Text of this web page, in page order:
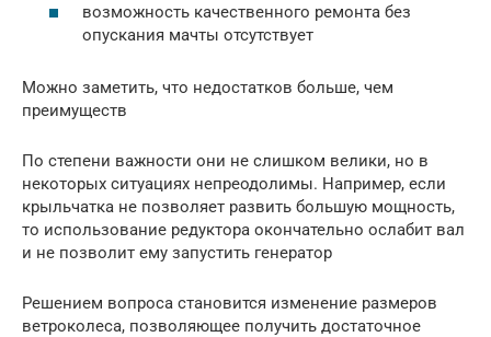
возможность качественного ремонта без
опускания мачты отсутствует
Можно заметить, что недостатков больше, чем
преимуществ
По степени важности они не слишком велики, но в
некоторых ситуациях непреодолимы. Например, если
крыльчатка не позволяет развить большую мощность,
то использование редуктора окончательно ослабит вал
и не позволит ему запустить генератор
Решением вопроса становится изменение размеров
ветроколеса, позволяющее получить достаточное